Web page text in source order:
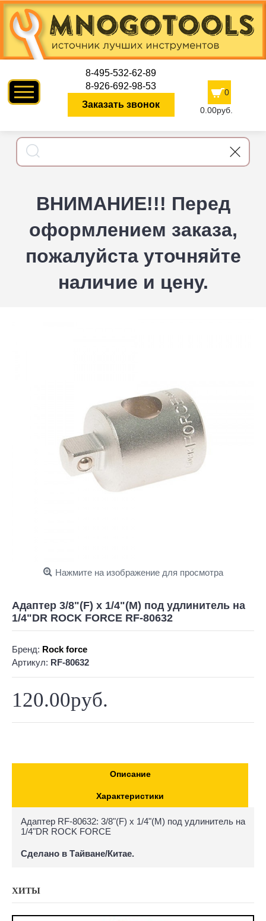
8-495-532-62-89
8-926-692-98-53
Заказать звонок
0
0.00руб.
ВНИМАНИЕ!!! Перед
оформлением заказа,
пожалуйста уточняйте
наличие и цену.
Нажмите на изображение для просмотра
Адаптер 3/8"(F) x 1/4"(M) под удлинитель на
1/4"DR ROCK FORCE RF-80632
Бренд: Rock force
Артикул: RF-80632
120.00руб.
Описание
Характеристики
Адаптер RF-80632: 3/8"(F) x 1/4"(M) под удлинитель на
1/4"DR ROCK FORCE
Сделано в Тайване/Китае.
ХИТЫ